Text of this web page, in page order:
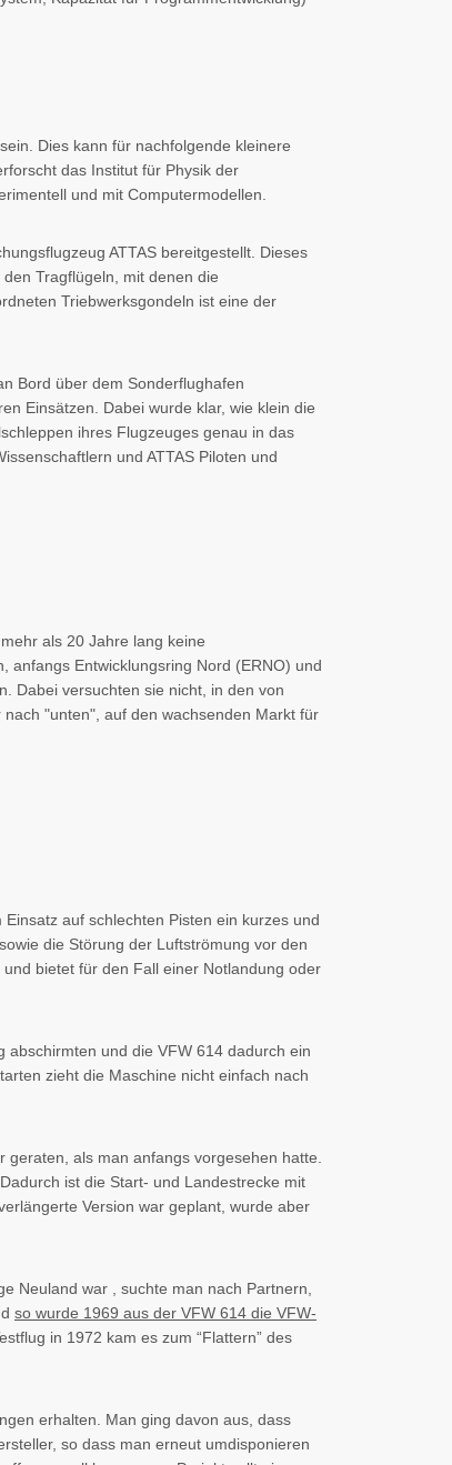
Dies kann für nachfolgende kleinere
das Institut für Physik der
und mit Computermodellen.
ATTAS bereitgestellt. Dieses
Tragflügeln, mit denen die
Triebwerksgondeln ist eine der
Bord über dem Sonderflughafen
Einsätzen. Dabei wurde klar, wie klein die
ihres Flugzeuges genau in das
und ATTAS Piloten und
als 20 Jahre lang keine
Entwicklungsring Nord (ERNO) und
Dabei versuchten sie nicht, in den von
"unten", auf den wachsenden Markt für
auf schlechten Pisten ein kurzes und
die Störung der Luftströmung vor den
bietet für den Fall einer Notlandung oder
abschirmten und die VFW 614 dadurch ein
zieht die Maschine nicht einfach nach
als man anfangs vorgesehen hatte.
ist die Start- und Landestrecke mit
Version war geplant, wurde aber
Neuland war , suchte man nach Partnern,
so wurde 1969 aus der VFW 614 die VFW-
in 1972 kam es zum “Flattern” des
erhalten. Man ging davon aus, dass
so dass man erneut umdisponieren